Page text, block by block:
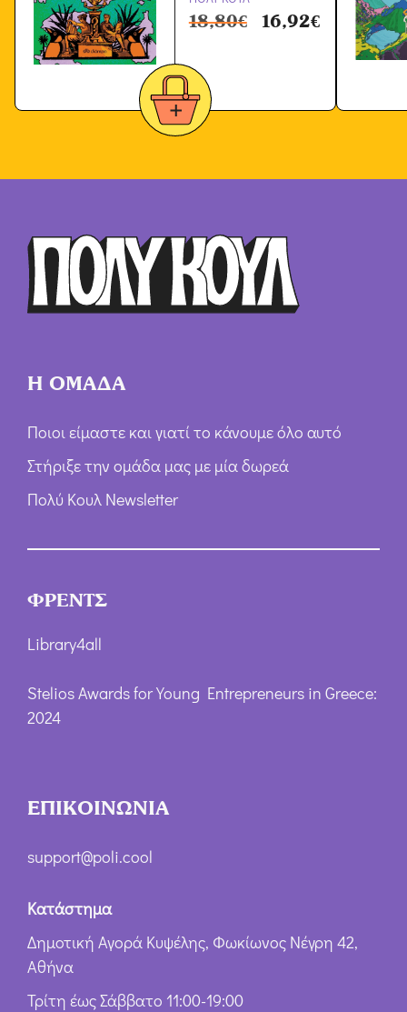
18,80€ 16,92€
Η ΟΜΑΔΑ
Ποιοι είμαστε και γιατί το κάνουμε όλο αυτό
Στήριξε την ομάδα μας με μία δωρεά
Πολύ Κουλ Newsletter
ΦΡΕΝΤΣ
Library4all
Stelios Awards for Young Entrepreneurs in Greece:
2024
ΕΠΙΚΟΙΝΩΝΙΑ
support@poli.cool
Κατάστημα
Δημοτική Αγορά Κυψέλης, Φωκίωνος Νέγρη 42,
Αθήνα
Τρίτη έως Σάββατο 11:00-19:00